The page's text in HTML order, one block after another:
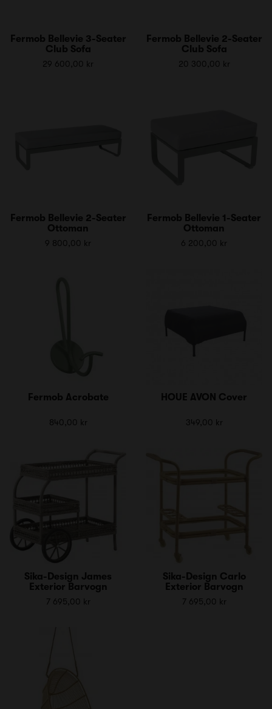
Fermob Bellevie 3-Seater
Club Sofa
29 600,00 kr
Fermob Bellevie 2-Seater
Club Sofa
20 300,00 kr
Fermob Bellevie 2-Seater
Ottoman
9 800,00 kr
Fermob Bellevie 1-Seater
Ottoman
6 200,00 kr
Fermob Acrobate
840,00 kr
HOUE AVON Cover
349,00 kr
Sika-Design James
Exterior Barvogn
7 695,00 kr
Sika-Design Carlo
Exterior Barvogn
7 695,00 kr